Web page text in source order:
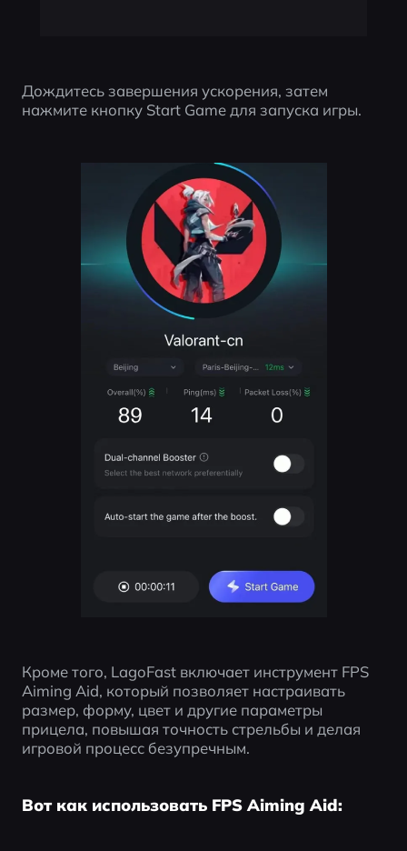
Дождитесь завершения ускорения, затем
нажмите кнопку Start Game для запуска игры.
Кроме того, LagoFast включает инструмент FPS
Aiming Aid, который позволяет настраивать
размер, форму, цвет и другие параметры
прицела, повышая точность стрельбы и делая
игровой процесс безупречным.
Вот как использовать FPS Aiming Aid: